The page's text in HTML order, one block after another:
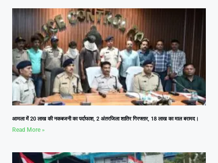
आमला में 20 लाख की नकबजनी का पर्दाफाश, 2 अंतरजिला शातिर गिरफ्तार, 18 लाख का माल बरामद।
Read More »